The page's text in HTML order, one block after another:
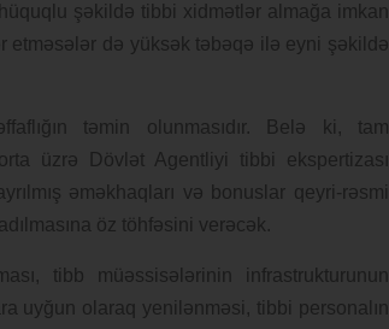
şəkildə tibbi xidmətlər almağa imkan
etməsələr də yüksək təbəqə ilə eyni şəkildə
təmin olunmasıdır. Belə ki, tam
üzrə Dövlət Agentliyi tibbi ekspertizası
əməkhaqları və bonuslar qeyri-rəsmi
öz töhfəsini verəcək.
tibb müəssisələrinin infrastrukturunun
uyğun olaraq yenilənməsi, tibbi personalın